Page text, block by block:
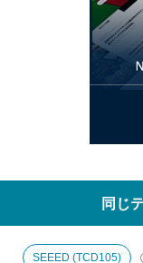
同じ
SEEED (TCD105)